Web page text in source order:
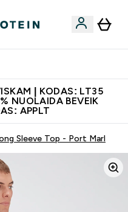
| KODAS: LT35
NUOLAIDA BEVEIK
APPLT
Sleeve Top - Port Marl